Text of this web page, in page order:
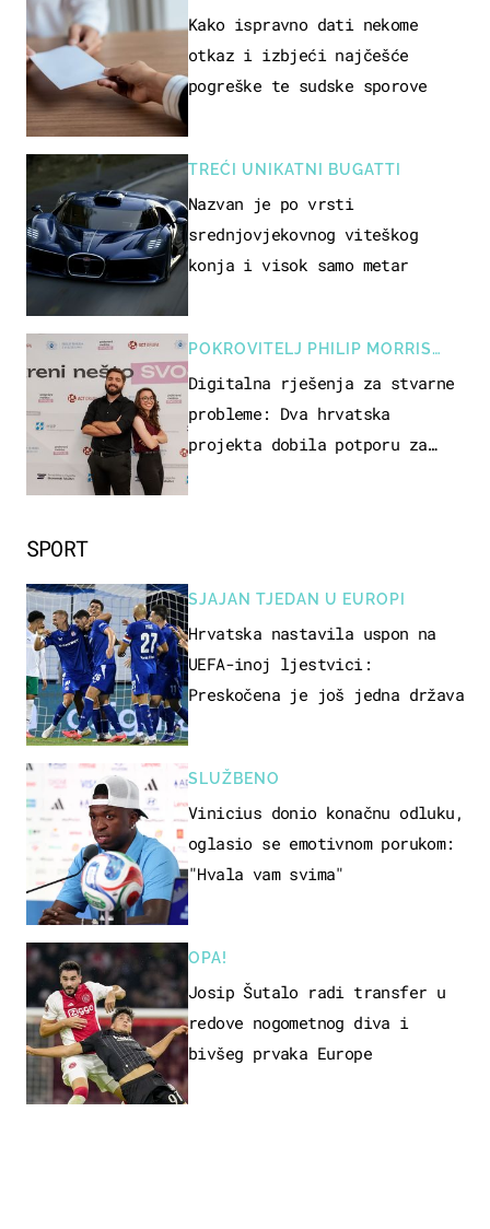
SPORT
SJAJAN TJEDAN U EUROPI
Hrvatska nastavila uspon na
UEFA-inoj ljestvici:
Preskočena je još jedna država
SLUŽBENO
Vinicius donio konačnu odluku,
oglasio se emotivnom porukom:
"Hvala vam svima"
OPA!
Josip Šutalo radi transfer u
redove nogometnog diva i
bivšeg prvaka Europe
Kako ispravno dati nekome
otkaz i izbjeći najčešće
pogreške te sudske sporove
TREĆI UNIKATNI BUGATTI
Nazvan je po vrsti
srednjovjekovnog viteškog
konja i visok samo metar
POKROVITELJ PHILIP MORRIS
ZAGREB
Digitalna rješenja za stvarne
probleme: Dva hrvatska
projekta dobila potporu za